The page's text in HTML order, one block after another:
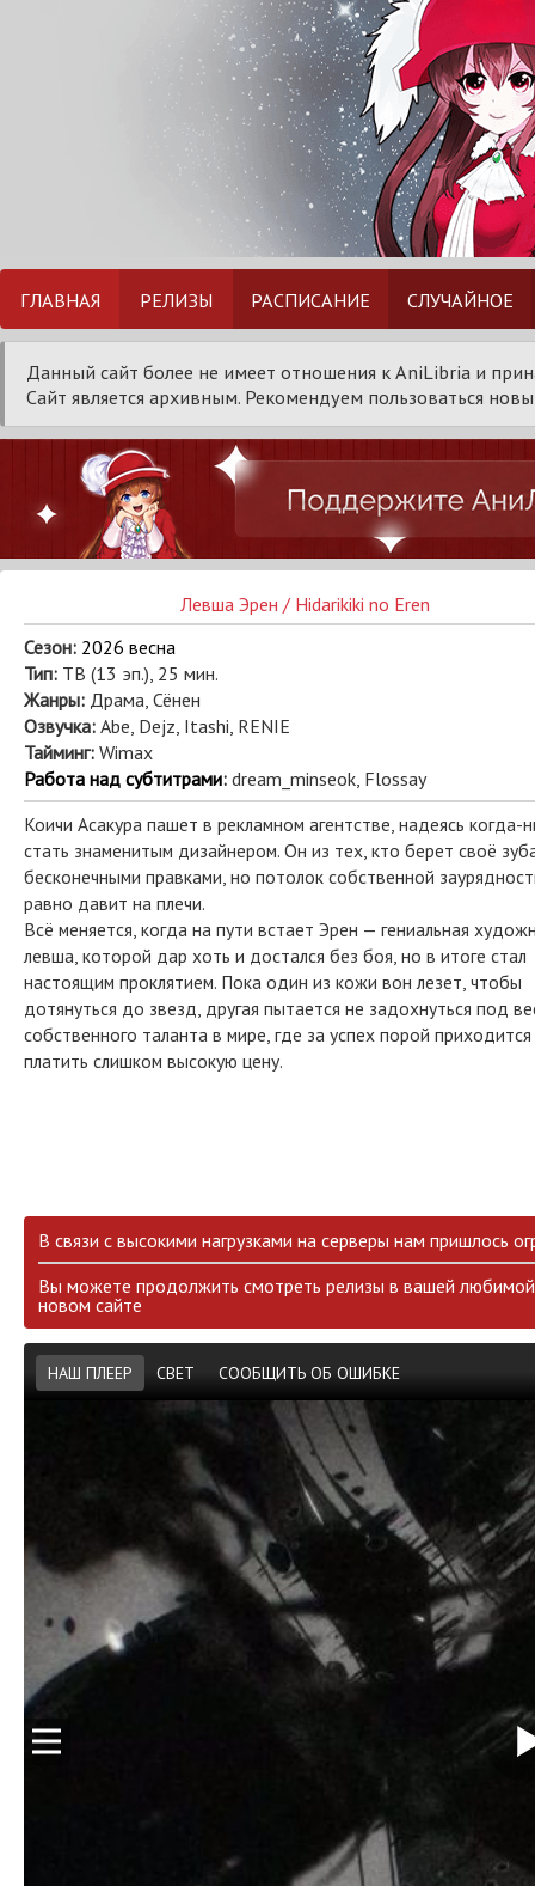
ГЛАВНАЯ РЕЛИЗЫ РАСПИСАНИЕ СЛУЧАЙНОЕ
Данный сайт более не имеет отношения к AniLibria и
Сайт является архивным. Рекомендуем пользоваться
Левша Эрен / Hidarikiki no Eren
Сезон: 2026 весна
Тип: ТВ (13 эп.), 25 мин.
Жанры: Драма, Сёнен
Озвучка: Abe, Dejz, Itashi, RENIE
Тайминг: Wimax
Работа над субтитрами: dream_minseok, Flossay
Коичи Асакура пашет в рекламном агентстве, надеясь когда-
стать знаменитым дизайнером. Он из тех, кто берет своё
бесконечными правками, но потолок собственной
равно давит на плечи.
Всё меняется, когда на пути встает Эрен — гениальная
левша, которой дар хоть и достался без боя, но в итоге стал
настоящим проклятием. Пока один из кожи вон лезет, чтобы
дотянуться до звезд, другая пытается не задохнуться под
собственного таланта в мире, где за успех порой приходится
платить слишком высокую цену.
В связи с высокими нагрузками на серверы нам пришлось
Вы можете продолжить смотреть релизы в вашей
новом сайте
НАШ ПЛЕЕР СВЕТ СООБЩИТЬ ОБ ОШИБКЕ